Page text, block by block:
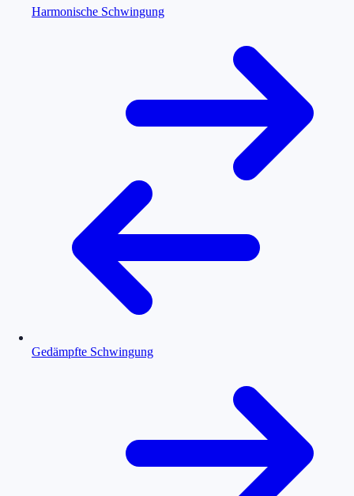
Harmonische Schwingung
Gedämpfte Schwingung